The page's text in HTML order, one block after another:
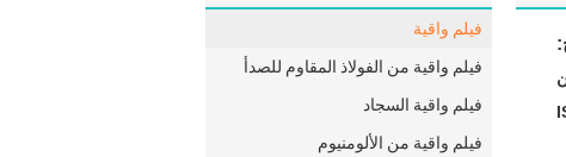
فيلم واقية
فيلم واقية من الفولاذ المقاوم للصدأ
فيلم واقية السجاد
فيلم واقية من الألومنيوم